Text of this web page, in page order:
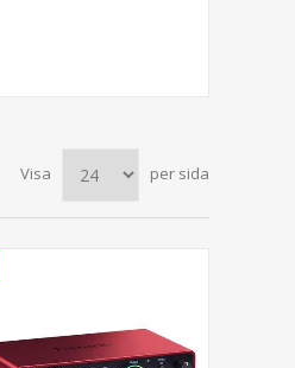
Visa per sida